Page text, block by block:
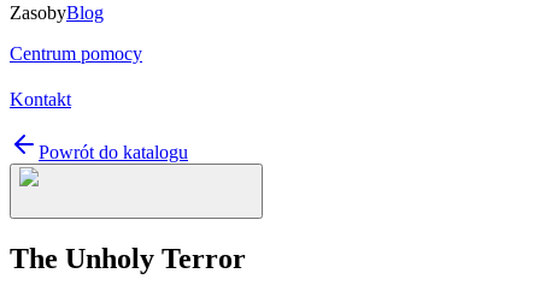
ZasobyBlog
Centrum pomocy
Kontakt
Powrót do katalogu
The Unholy Terror